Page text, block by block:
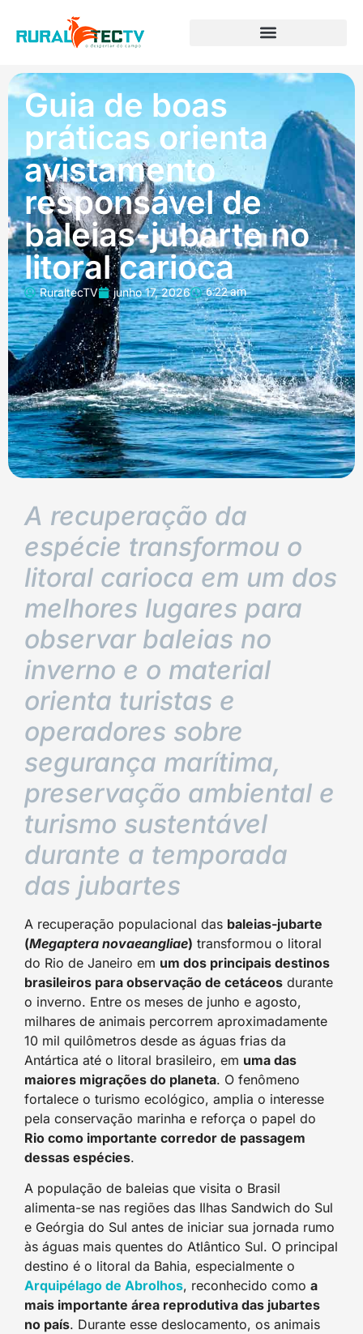
Guia de boas
práticas orienta
avistamento
responsável de
baleias-jubarte no
litoral carioca
RuraltecTV junho 17, 2026 6:22 am
A recuperação da
espécie transformou o
litoral carioca em um dos
melhores lugares para
observar baleias no
inverno e o material
orienta turistas e
operadores sobre
segurança marítima,
preservação ambiental e
turismo sustentável
durante a temporada
das jubartes
A recuperação populacional das baleias-jubarte
(Megaptera novaeangliae) transformou o litoral
do Rio de Janeiro em um dos principais destinos
brasileiros para observação de cetáceos durante
o inverno. Entre os meses de junho e agosto,
milhares de animais percorrem aproximadamente
10 mil quilômetros desde as águas frias da
Antártica até o litoral brasileiro, em uma das
maiores migrações do planeta. O fenômeno
fortalece o turismo ecológico, amplia o interesse
pela conservação marinha e reforça o papel do
Rio como importante corredor de passagem
dessas espécies.
A população de baleias que visita o Brasil
alimenta-se nas regiões das Ilhas Sandwich do Sul
e Geórgia do Sul antes de iniciar sua jornada rumo
às águas mais quentes do Atlântico Sul. O principal
destino é o litoral da Bahia, especialmente o
Arquipélago de Abrolhos, reconhecido como a
mais importante área reprodutiva das jubartes
no país. Durante esse deslocamento, os animais